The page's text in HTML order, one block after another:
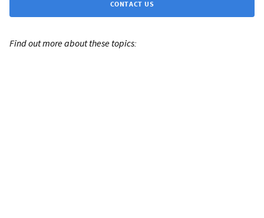
CONTACT US
Find out more about these topics: